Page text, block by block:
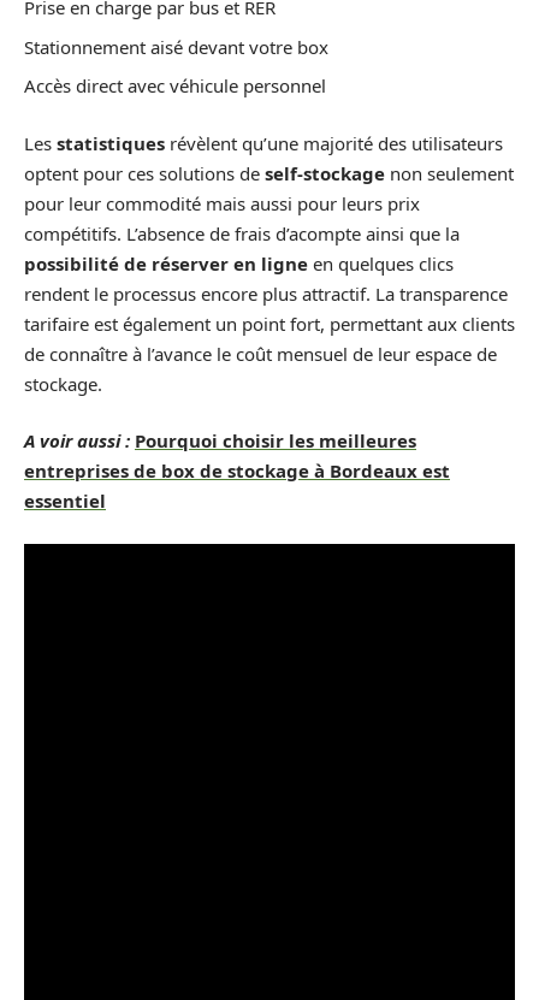
Prise en charge par bus et RER
Stationnement aisé devant votre box
Accès direct avec véhicule personnel
Les statistiques révèlent qu’une majorité des utilisateurs
optent pour ces solutions de self-stockage non seulement
pour leur commodité mais aussi pour leurs prix
compétitifs. L’absence de frais d’acompte ainsi que la
possibilité de réserver en ligne en quelques clics
rendent le processus encore plus attractif. La transparence
tarifaire est également un point fort, permettant aux clients
de connaître à l’avance le coût mensuel de leur espace de
stockage.
A voir aussi : Pourquoi choisir les meilleures
entreprises de box de stockage à Bordeaux est
essentiel